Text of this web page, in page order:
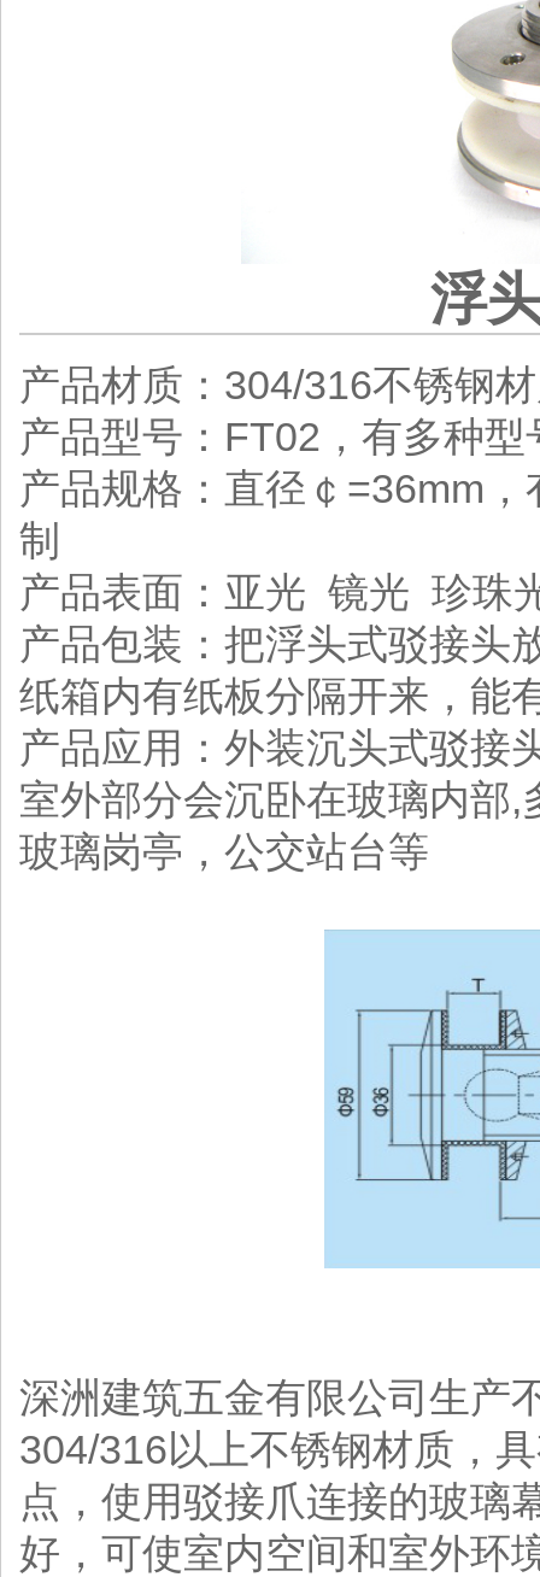
浮
产品材质：304/316不锈钢
产品型号：FT02，有多种
产品规格：直径￠=36mm
制
产品表面：亚光 镜光 珍珠
产品包装：把浮头式驳接头
纸箱内有纸板分隔开来，能
产品应用：外装沉头式驳接
室外部分会沉卧在玻璃内部
玻璃岗亭，公交站台等
深洲建筑五金有限公司生产
304/316以上不锈钢材质，
点，使用驳接爪连接的玻璃
好，可使室内空间和室外环